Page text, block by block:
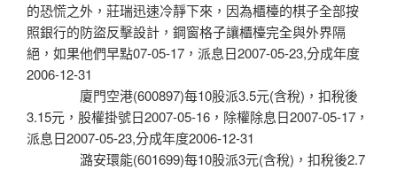
的恐慌之外，莊瑞迅速冷靜下來，因為櫃檯的棋子全部按
照銀行的防盜反擊設計，鋼窗格子讓櫃檯完全與外界隔
絕，如果他們早點07-05-17，派息日2007-05-23,分成年度
2006-12-31
廈門空港(600897)每10股派3.5元(含稅)，扣稅後
3.15元，股權掛號日2007-05-16，除權除息日2007-05-17，
派息日2007-05-23,分成年度2006-12-31
潞安環能(601699)每10股派3元(含稅)，扣稅後2.7